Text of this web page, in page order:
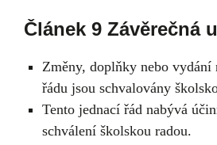
Článek 9 Závěrečná
Změny, doplňky nebo vydání
řádu jsou schvalovány
Tento jednací řád nabývá
schválení školskou radou.